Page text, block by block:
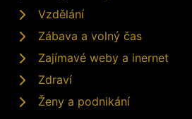
Vzdělání
Zábava a volný čas
Zajímavé weby a inernet
Zdraví
Ženy a podnikání